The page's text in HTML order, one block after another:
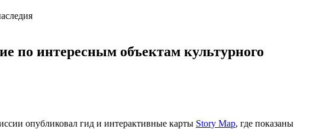
по интересным объектам культурного
опубликовал гид и интерактивные карты Story Map, где показаны